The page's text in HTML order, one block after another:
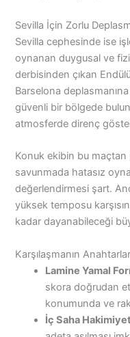
Sevilla İçin Zorlu
Sevilla cephesinde ise
oynanan duygusal ve
derbisinden çıkan
Barselona
güvenli bir bölgede
atmosferde direnç
Konuk ekibin bu
savunmada hatasız
değerlendirmesi şart.
yüksek temposu
kadar dayanabileceği
Karşılaşmanın
Lamine Yamal
skora doğrudan
konumunda ve
İç Saha